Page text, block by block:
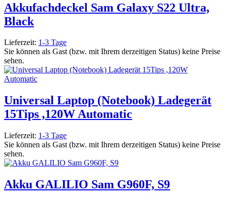
Akkufachdeckel Sam Galaxy S22 Ultra,
Black
Lieferzeit: 1-3 Tage
Sie können als Gast (bzw. mit Ihrem derzeitigen Status) keine Preise
sehen.
Universal Laptop (Notebook) Ladegerät
15Tips ,120W Automatic
Lieferzeit: 1-3 Tage
Sie können als Gast (bzw. mit Ihrem derzeitigen Status) keine Preise
sehen.
Akku GALILIO Sam G960F, S9